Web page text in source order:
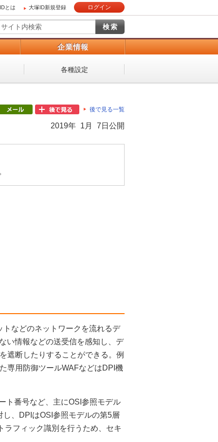
とは 大塚ID新規登録 ログイン
企業情報
各種設定
後で見る一覧
2019年 1月 7日公開
などのネットワークを流れるデ
い情報などの送受信を感知し、デ
遮断したりすることができる。例
専用防御ツールWAFなどはDPI機
ト番号など、主にOSI参照モデル
、DPIはOSI参照モデルの第5層
ラフィック識別を行うため、セキ